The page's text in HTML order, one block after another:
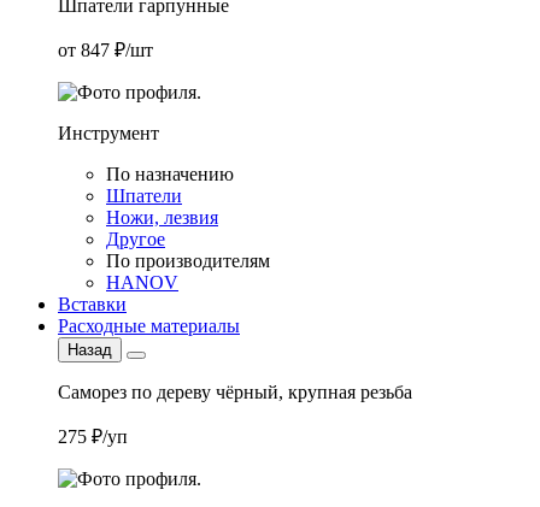
Шпатели гарпунные
от 847 ₽/шт
Инструмент
По назначению
Шпатели
Ножи, лезвия
Другое
По производителям
HANOV
Вставки
Расходные материалы
Назад
Саморез по дереву чёрный, крупная резьба
275 ₽/уп